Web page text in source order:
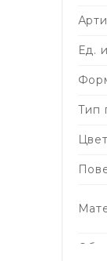
Ед.
Тип